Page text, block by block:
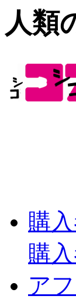
人類
購
購
ア